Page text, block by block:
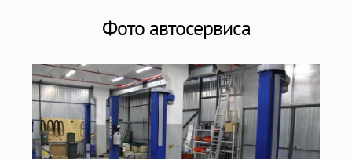
Фото автосервиса